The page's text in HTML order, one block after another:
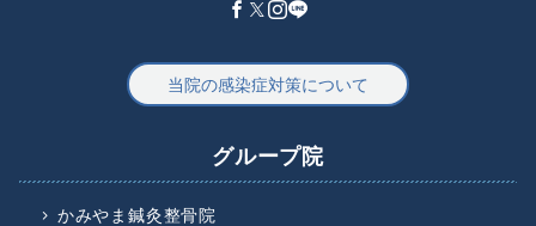
当院の感染症対策について
グループ院
かみやま鍼灸整骨院